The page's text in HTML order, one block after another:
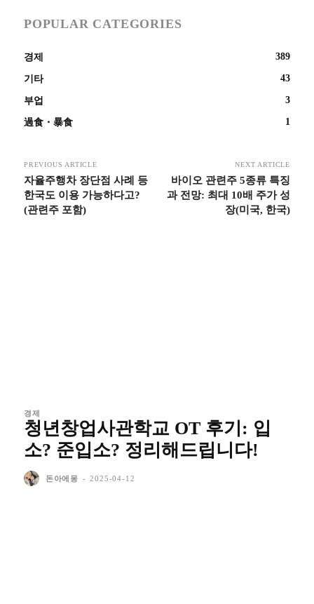
POPULAR CATEGORIES
경제 389
기타 43
부업 3
過食・暴食 1
PREVIOUS ARTICLE
자율주행차 장단점 사례 등
한국도 이용 가능하다고?
(관련주 포함)
NEXT ARTICLE
바이오 관련주 5종류 특징
과 전망: 최대 10배 주가 성
장(미국, 한국)
경제
청년창업사관학교 OT 후기: 입
소? 준입소? 정리해드립니다!
돈아에몽 - 2025-04-12